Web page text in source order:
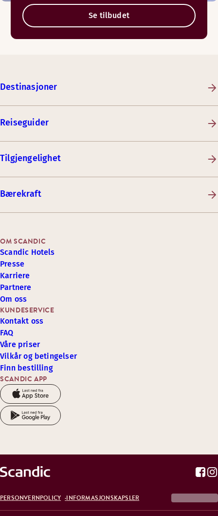
Se tilbudet
Destinasjoner
Reiseguider
Tilgjengelighet
Bærekraft
SCANDIC APP
KUNDESERVICE
Kontakt oss
FAQ
Våre priser
Vilkår og betingelser
Finn bestilling
OM SCANDIC
Scandic Hotels
Presse
Karriere
Partnere
Om oss
PERSONVERNPOLICY INFORMASJONSKAPSLER